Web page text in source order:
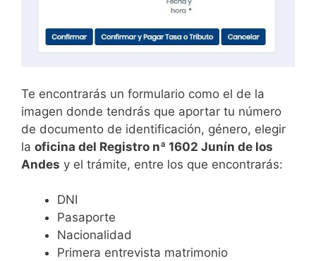
Te encontrarás un formulario como el de la
imagen donde tendrás que aportar tu número
de documento de identificación, género, elegir
la oficina del Registro nª 1602 Junín de los
Andes y el trámite, entre los que encontrarás:
DNI
Pasaporte
Nacionalidad
Primera entrevista matrimonio